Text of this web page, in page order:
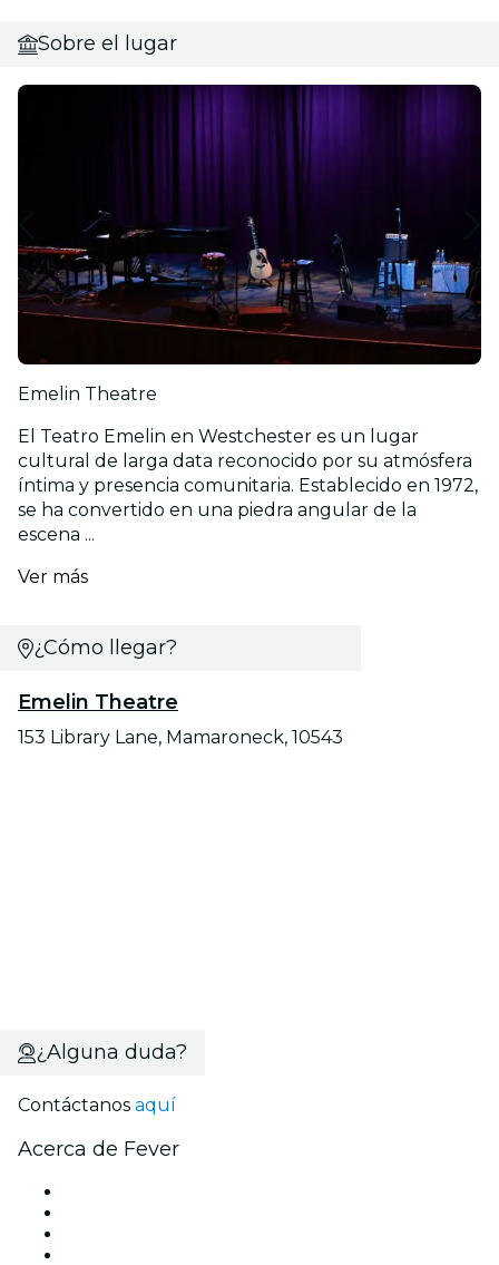
Sobre el lugar
Emelin Theatre
El Teatro Emelin en Westchester es un lugar
cultural de larga data reconocido por su atmósfera
íntima y presencia comunitaria. Establecido en 1972,
se ha convertido en una piedra angular de la
escena ...
Ver más
¿Cómo llegar?
Emelin Theatre
153 Library Lane, Mamaroneck, 10543
¿Alguna duda?
Contáctanos aquí
Acerca de Fever